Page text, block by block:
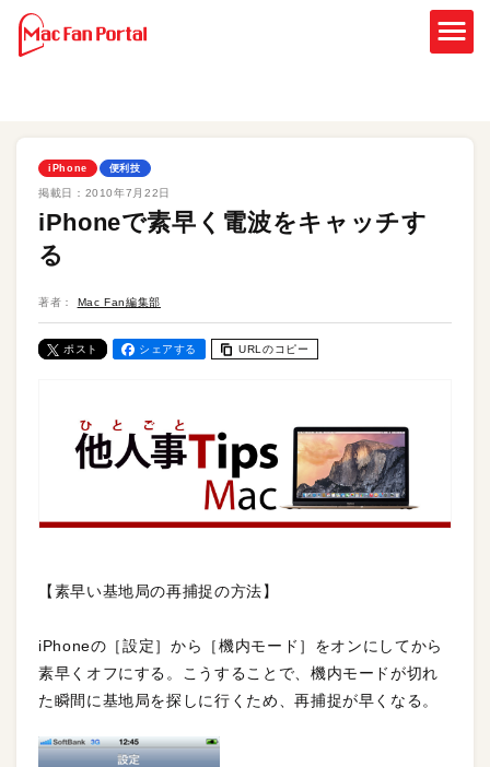
iPhone 便利技
掲載日： 2010年7月22日
iPhoneで素早く電波をキャッチす
る
著者： Mac Fan編集部
ポスト シェアする URLのコピー
【素早い基地局の再捕捉の方法】
iPhoneの［設定］から［機内モード］をオンにしてから
素早くオフにする。こうすることで、機内モードが切れ
た瞬間に基地局を探しに行くため、再捕捉が早くなる。